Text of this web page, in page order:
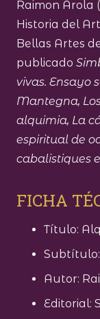
Raimon Arola
Historia del
Bellas Artes
publicado
vivas. Ensayo
Mantegna,
alquimia, La
espiritual de
cabalistiques
FICHA
Título:
Subtítulo:
Autor:
Editorial: